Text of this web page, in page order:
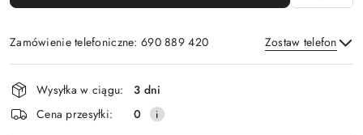
Zamówienie telefoniczne: 690 889 420 Zostaw telefon
Wyślij
Dostępność
i
dostawa
Wysyłka w ciągu:
3 dni
Cena przesyłki:
0